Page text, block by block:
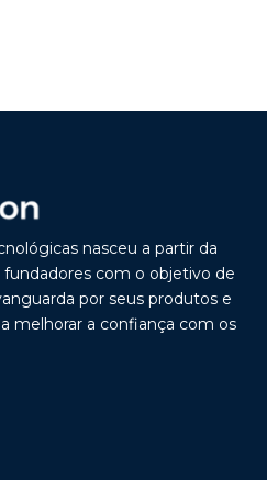
nasceu a partir da
com o objetivo de
por seus produtos e
melhorar a confiança com os